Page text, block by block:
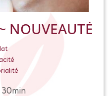
NOUVEAUTÉ